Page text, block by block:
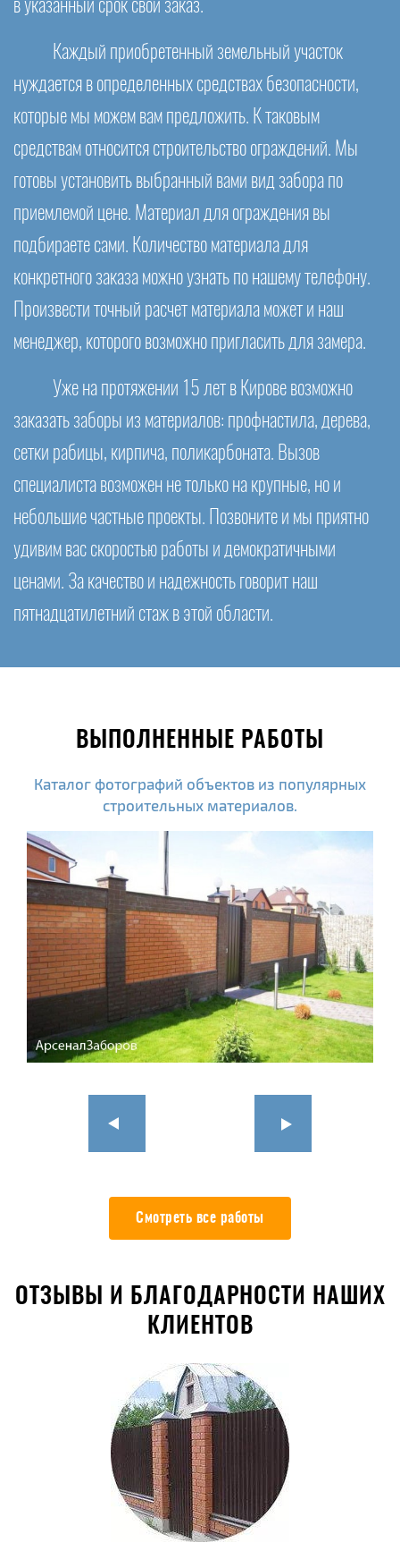
в указанный срок свой заказ.
Каждый приобретенный земельный участок
нуждается в определенных средствах безопасности,
которые мы можем вам предложить. К таковым
средствам относится строительство ограждений. Мы
готовы установить выбранный вами вид забора по
приемлемой цене. Материал для ограждения вы
подбираете сами. Количество материала для
конкретного заказа можно узнать по нашему телефону.
Произвести точный расчет материала может и наш
менеджер, которого возможно пригласить для замера.
Уже на протяжении 15 лет в Кирове возможно
заказать заборы из материалов: профнастила, дерева,
сетки рабицы, кирпича, поликарбоната. Вызов
специалиста возможен не только на крупные, но и
небольшие частные проекты. Позвоните и мы приятно
удивим вас скоростью работы и демократичными
ценами. За качество и надежность говорит наш
пятнадцатилетний стаж в этой области.
ВЫПОЛНЕННЫЕ РАБОТЫ
Каталог фотографий объектов из популярных
строительных материалов.
Смотреть все работы
ОТЗЫВЫ И БЛАГОДАРНОСТИ НАШИХ
КЛИЕНТОВ